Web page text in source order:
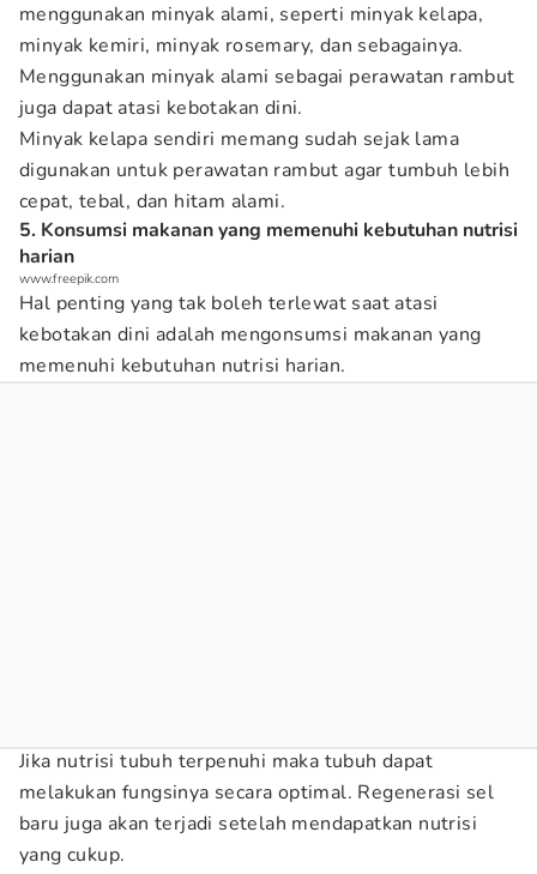
menggunakan minyak alami, seperti minyak kelapa,
minyak kemiri, minyak rosemary, dan sebagainya.
Menggunakan minyak alami sebagai perawatan rambut
juga dapat atasi kebotakan dini.
Minyak kelapa sendiri memang sudah sejak lama
digunakan untuk perawatan rambut agar tumbuh lebih
cepat, tebal, dan hitam alami.
5. Konsumsi makanan yang memenuhi kebutuhan nutrisi
harian
www.freepik.com
Hal penting yang tak boleh terlewat saat atasi
kebotakan dini adalah mengonsumsi makanan yang
memenuhi kebutuhan nutrisi harian.
Jika nutrisi tubuh terpenuhi maka tubuh dapat
melakukan fungsinya secara optimal. Regenerasi sel
baru juga akan terjadi setelah mendapatkan nutrisi
yang cukup.